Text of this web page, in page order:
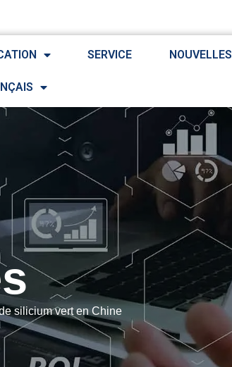
SERVICE NOUVELLES
silicium vert en Chine